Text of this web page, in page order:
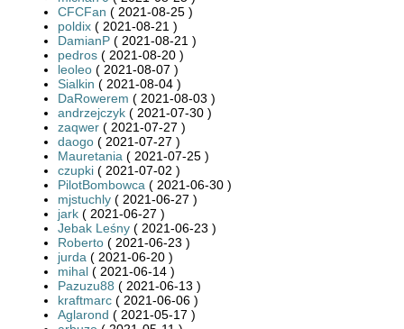
CFCFan ( 2021-08-25 )
poldix ( 2021-08-21 )
DamianP ( 2021-08-21 )
pedros ( 2021-08-20 )
leoleo ( 2021-08-07 )
Sialkin ( 2021-08-04 )
DaRowerem ( 2021-08-03 )
andrzejczyk ( 2021-07-30 )
zaqwer ( 2021-07-27 )
daogo ( 2021-07-27 )
Mauretania ( 2021-07-25 )
czupki ( 2021-07-02 )
PilotBombowca ( 2021-06-30 )
mjstuchly ( 2021-06-27 )
jark ( 2021-06-27 )
Jebak Leśny ( 2021-06-23 )
Roberto ( 2021-06-23 )
jurda ( 2021-06-20 )
mihal ( 2021-06-14 )
Pazuzu88 ( 2021-06-13 )
kraftmarc ( 2021-06-06 )
Aglarond ( 2021-05-17 )